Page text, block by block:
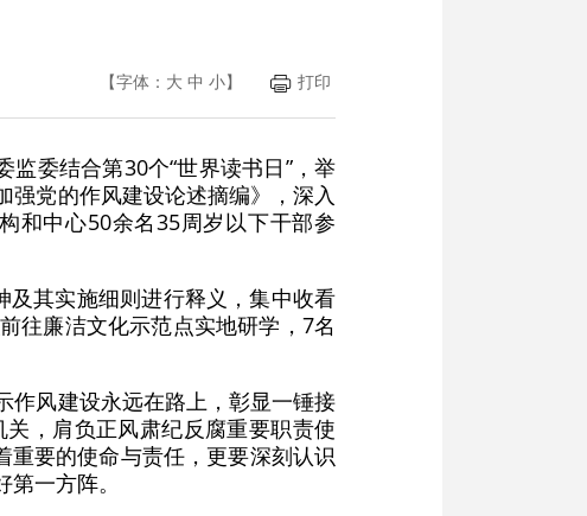
【字体： 大 中 小】 打印
委结合第30个“世界读书日”，举
强党的作风建设论述摘编》，深入
和中心50余名35周岁以下干部参
其实施细则进行释义，集中收看
往廉洁文化示范点实地研学，7名
作风建设永远在路上，彰显一锤接
，肩负正风肃纪反腐重要职责使
重要的使命与责任，更要深刻认识
一方阵。